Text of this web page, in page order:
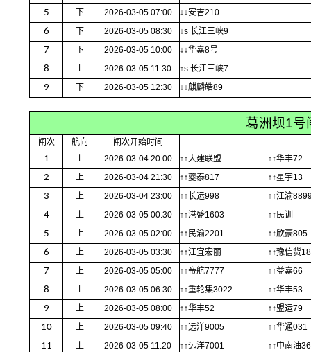
5 下 2026-03-05 07:00 ↓↓安吉210
6 下 2026-03-05 08:30 ↓s 长江三峡9
7 下 2026-03-05 10:00 ↓↓华嘉8号
8 上 2026-03-05 11:30 ↑s 长江三峡7
9 下 2026-03-05 12:30 ↓↓麒麟皓89
葛洲坝1号
闸次 航向 闸次开始时间
1 上 2026-03-04 20:00 ↑↑大建联盟 ↑↑华丰72
2 上 2026-03-04 21:30 ↑↑夔泰817 ↑↑星宇13
3 上 2026-03-04 23:00 ↑↑长运998 ↑↑江渝
4 上 2026-03-05 00:30 ↑↑港盛1603 ↑↑民训
5 上 2026-03-05 02:00 ↑↑民渝2201 ↑↑欣豪805
6 上 2026-03-05 03:30 ↑↑江宜宏丽 ↑↑豫信货
7 上 2026-03-05 05:00 ↑↑帝航7777 ↑↑益嘉66
8 上 2026-03-05 06:30 ↑↑重轮集3022 ↑↑华丰53
9 上 2026-03-05 08:00 ↑↑华丰52 ↑↑盟运79
10 上 2026-03-05 09:40 ↑↑远洋9005 ↑↑华通031
11 上 2026-03-05 11:20 ↑↑远洋7001 ↑↑中南油36